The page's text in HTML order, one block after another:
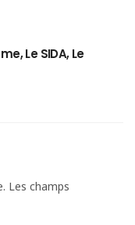
Le SIDA, Le
Les champs